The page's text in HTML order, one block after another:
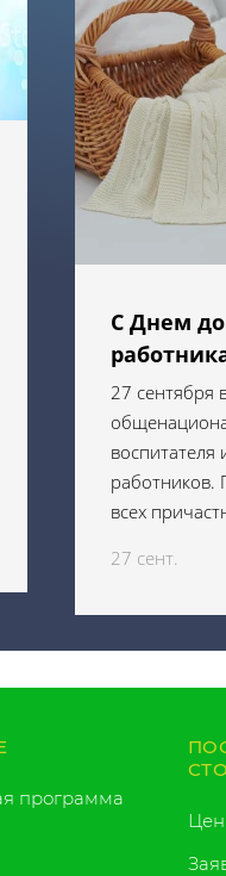
С Днем
27 сентября
работников.
всех
27 сент.
программа